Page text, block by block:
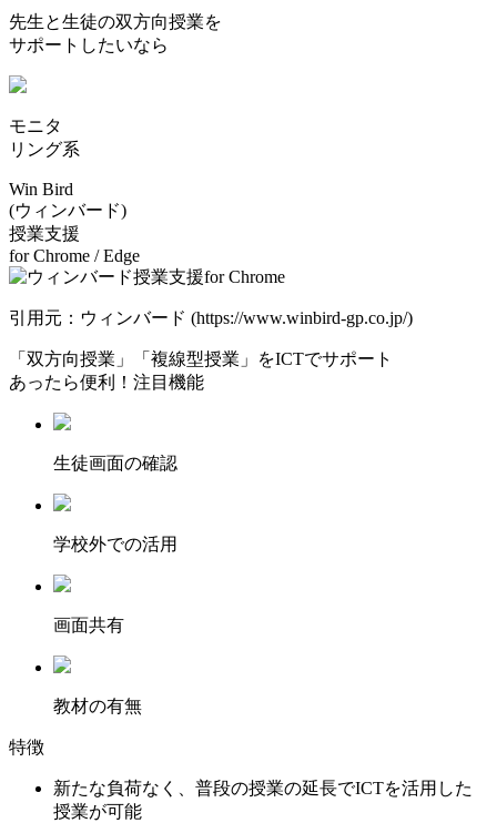
先生と生徒の双方向授業を
サポートしたいなら
モニタ
リング系
Win Bird
(ウィンバード)
授業⽀援
for Chrome / Edge
引用元：ウィンバード (https://www.winbird-gp.co.jp/)
「双方向授業」「複線型授業」をICTでサポート
あったら便利！注目機能
⽣徒画⾯の確認
学校外での活用
画面共有
教材の有無
特徴
新たな負荷なく、普段の授業の延長でICTを活用した
授業が可能